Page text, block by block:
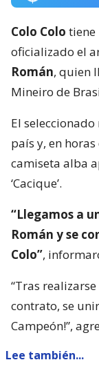
Colo Colo tiene
oficializado el
Román, quien
Mineiro de
El
país y, en
camiseta alba
‘Cacique’.
“Llegamos a
Román y se
Colo”,
“Tras
contrato, se
Campeón!”,
Lee también...